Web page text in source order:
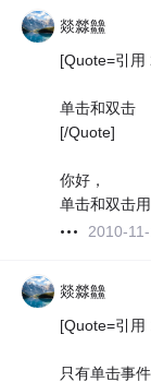
燚㵘䲜
[Quote=引用
单击和双击
[/Quote]
你好，
单击和双击
2010-
燚㵘䲜
[Quote=引用
只有单击事件